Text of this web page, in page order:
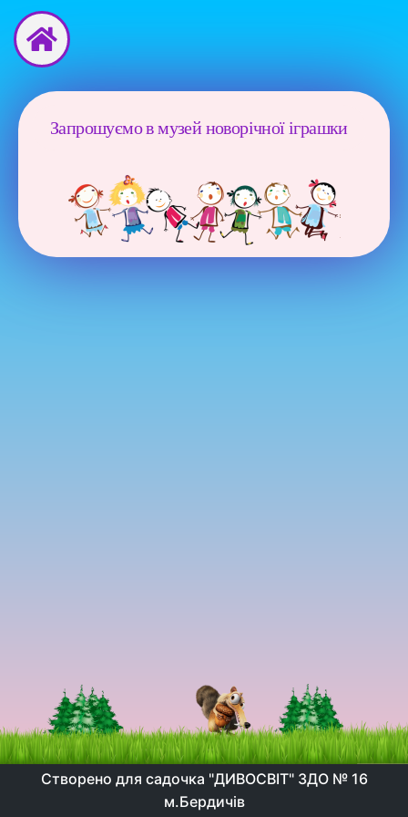
Перейти
до
вмісту
Запрошуємо в музей новорічної іграшки
Створено для садочка "ДИВОСВІТ" ЗДО № 16
м.Бердичів